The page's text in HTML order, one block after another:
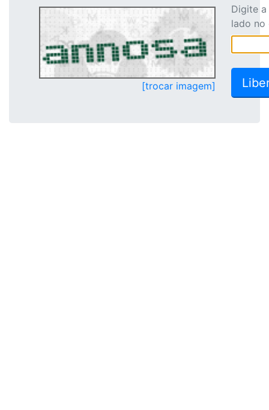
[trocar imagem]
Digite
lado no